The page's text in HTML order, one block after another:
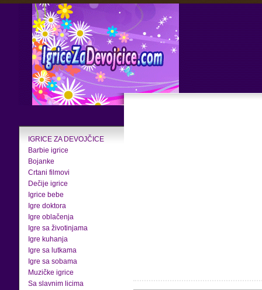
IGRICE ZA DEVOJČICE
Barbie igrice
Bojanke
Crtani filmovi
Dečije igrice
Igrice bebe
Igre doktora
Igre oblačenja
Igre sa životinjama
Igre kuhanja
Igre sa lutkama
Igre sa sobama
Muzičke igrice
Sa slavnim licima